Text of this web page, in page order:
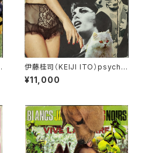
伊藤桂司（KEIJI ITO）psyche
delia records vol.3
¥11,000